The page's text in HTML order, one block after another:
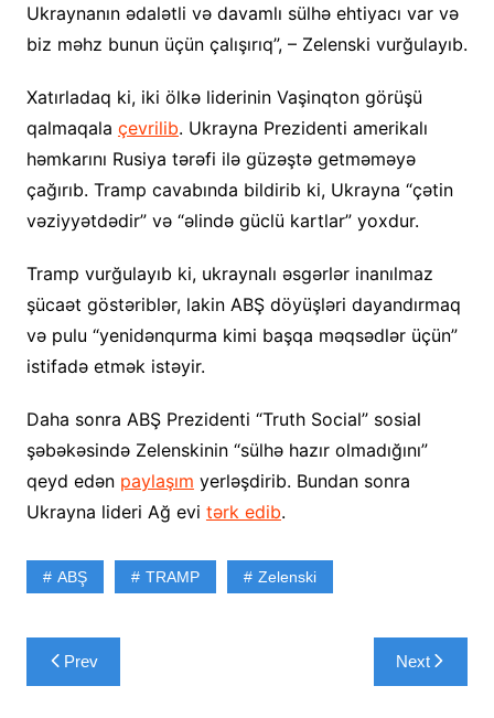
Ukraynanın ədalətli və davamlı sülhə ehtiyacı var və
biz məhz bunun üçün çalışırıq”, – Zelenski vurğulayıb.
Xatırladaq ki, iki ölkə liderinin Vaşinqton görüşü
qalmaqala çevrilib. Ukrayna Prezidenti amerikalı
həmkarını Rusiya tərəfi ilə güzəştə getməməyə
çağırıb. Tramp cavabında bildirib ki, Ukrayna “çətin
vəziyyətdədir” və “əlində güclü kartlar” yoxdur.
Tramp vurğulayıb ki, ukraynalı əsgərlər inanılmaz
şücaət göstəriblər, lakin ABŞ döyüşləri dayandırmaq
və pulu “yenidənqurma kimi başqa məqsədlər üçün”
istifadə etmək istəyir.
Daha sonra ABŞ Prezidenti “Truth Social” sosial
şəbəkəsində Zelenskinin “sülhə hazır olmadığını”
qeyd edən paylaşım yerləşdirib. Bundan sonra
Ukrayna lideri Ağ evi tərk edib.
ABŞ TRAMP Zelenski
Yazı
naviqasiyası
Prev Next